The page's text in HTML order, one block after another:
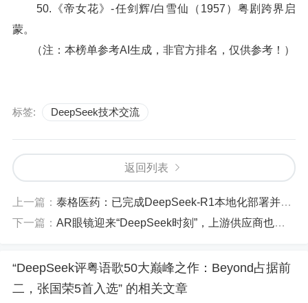
50.《帝女花》-任剑辉/白雪仙（1957）粤剧跨界启
蒙。
（注：本榜单参考AI生成，非官方排名，仅供参考！）
标签: DeepSeek技术交流
返回列表
上一篇： 泰格医药：已完成DeepSeek-R1本地化部署并打造医雅AI大模型平台
下一篇： AR眼镜迎来“DeepSeek时刻”，上游供应商也水涨船高
“DeepSeek评粤语歌50大巅峰之作：Beyond占据前
二，张国荣5首入选” 的相关文章